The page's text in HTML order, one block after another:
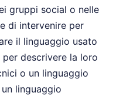
gruppi social o nelle
di intervenire per
il linguaggio usato
descrivere la loro
o un linguaggio
linguaggio